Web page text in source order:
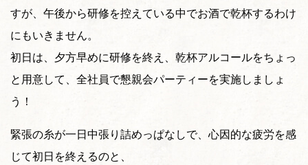
すが、午後から研修を控えている中でお酒で乾杯するわけ
にもいきません。
初日は、夕方早めに研修を終え、乾杯アルコールをちょっ
と用意して、全社員で懇親会パーティーを実施しましょ
う！
緊張の糸が一日中張り詰めっぱなしで、心因的な疲労を感
じて初日を終えるのと、